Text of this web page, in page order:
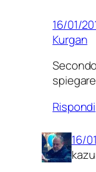
16/01/
Kurgan
Rispondi
16/